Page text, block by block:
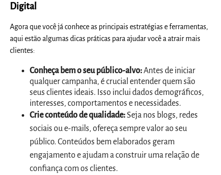
Digital
Agora que você já conhece as principais estratégias e ferramentas,
aqui estão algumas dicas práticas para ajudar você a atrair mais
clientes:
Conheça bem o seu público-alvo:Antes de iniciar
qualquer campanha, é crucial entender quem são
seus clientes ideais. Isso inclui dados demográficos,
interesses, comportamentos e necessidades.
Crie conteúdo de qualidade:Seja nos blogs, redes
sociais ou e-mails, ofereça sempre valor ao seu
público. Conteúdos bem elaborados geram
engajamento e ajudam a construir uma relação de
confiança com os clientes.